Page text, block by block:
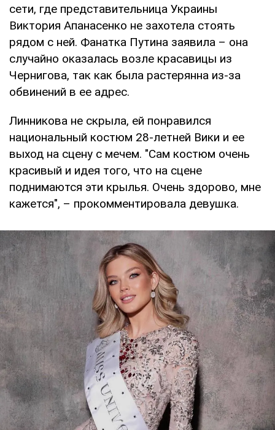
сети, где представительница Украины
Виктория Апанасенко не захотела стоять
рядом с ней. Фанатка Путина заявила – она
случайно оказалась возле красавицы из
Чернигова, так как была растерянна из-за
обвинений в ее адрес.
Линникова не скрыла, ей понравился
национальный костюм 28-летней Вики и ее
выход на сцену с мечем. "Сам костюм очень
красивый и идея того, что на сцене
поднимаются эти крылья. Очень здорово, мне
кажется", – прокомментировала девушка.